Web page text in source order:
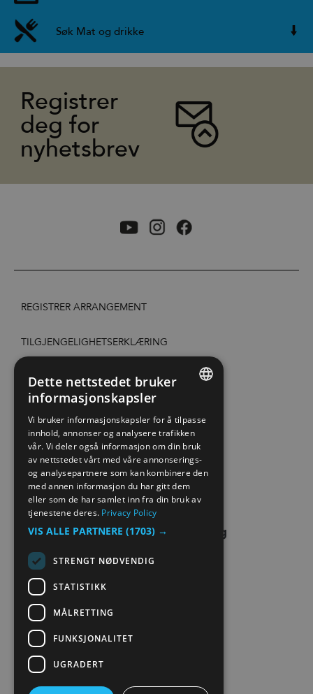
Søk Mat og drikke
Registrer
deg for
nyhetsbrev
REGISTRER ARRANGEMENT
TILGJENGELIGHETSERKLÆRING
PERSONVERN & COOKIES
EXTRANET
KONTAKT OSS
NORWEGIAN
GERMAN
Dette nettstedet bruker
informasjonskapsler
Vi bruker informasjonskapsler for å tilpasse
innhold, annonser og analysere trafikken
vår. Vi deler også informasjon om din bruk
av nettstedet vårt med våre annonserings-
og analysepartnere som kan kombinere den
med annen informasjon du har gitt dem
eller som de har samlet inn fra din bruk av
tjenestene deres. Privacy Policy
VIS ALLE PARTNERE (1703) →
STRENGT NØDVENDIG
STATISTIKK
MÅLRETTING
FUNKSJONALITET
UGRADERT